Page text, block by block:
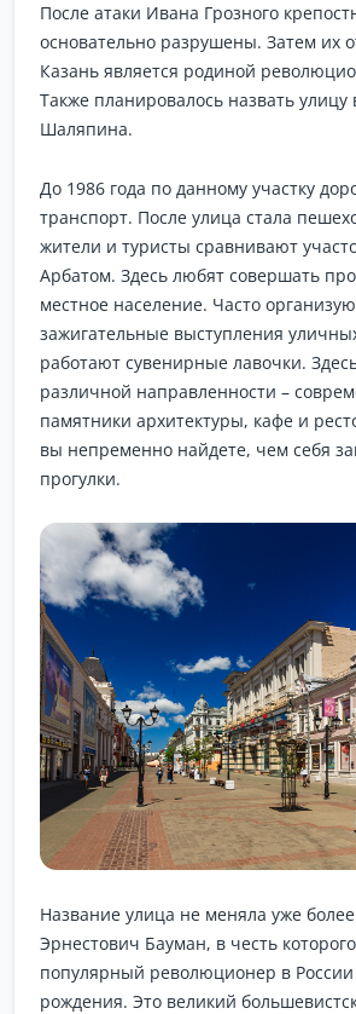
После атаки Ивана Грозного
основательно разрушены. Затем их
Казань является родиной
Также планировалось назвать улицу
Шаляпина.
До 1986 года по данному участку
транспорт. После улица стала
жители и туристы сравнивают
Арбатом. Здесь любят совершать
местное население. Часто
зажигательные выступления
работают сувенирные лавочки.
различной направленности –
памятники архитектуры, кафе и
вы непременно найдете, чем себя
прогулки.
Название улица не меняла уже
Эрнестович Бауман, в честь
популярный революционер в России
рождения. Это великий